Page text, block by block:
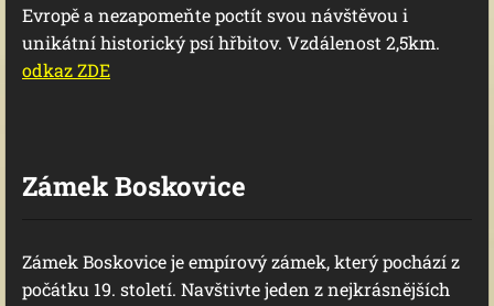
Evropě a nezapomeňte poctít svou návštěvou i
unikátní historický psí hřbitov. Vzdálenost 2,5km.
odkaz ZDE
Zámek Boskovice
Zámek Boskovice je empírový zámek, který pochází z
počátku 19. století. Navštivte jeden z nejkrásnějších